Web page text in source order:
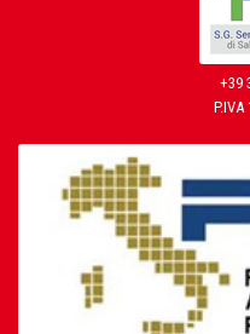
+39
P.IVA